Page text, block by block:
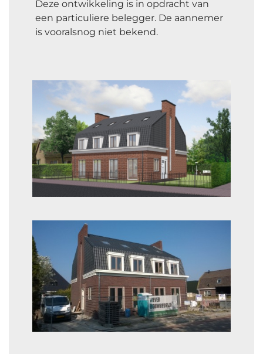
Deze ontwikkeling is in opdracht van
een particuliere belegger. De aannemer
is vooralsnog niet bekend.